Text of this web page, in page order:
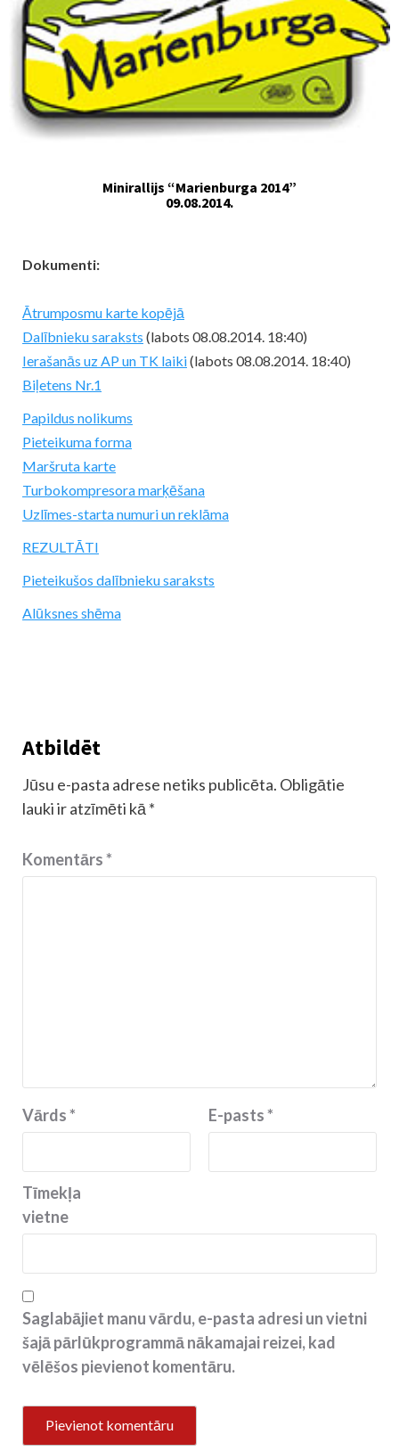
Minirallijs “Marienburga 2014”
09.08.2014.
Dokumenti:
Ātrumposmu karte kopējā
Dalībnieku saraksts (labots 08.08.2014. 18:40)
Ierašanās uz AP un TK laiki(labots 08.08.2014. 18:40)
Biļetens Nr.1
Papildus nolikums
Pieteikuma forma
Maršruta karte
Turbokompresora marķēšana
Uzlīmes-starta numuri un reklāma
REZULTĀTI
Pieteikušos dalībnieku saraksts
Alūksnes shēma
Atbildēt
Jūsu e-pasta adrese netiks publicēta. Obligātie
lauki ir atzīmēti kā *
Komentārs*
Vārds* E-pasts*
Tīmekļa
vietne
Saglabājiet manu vārdu, e-pasta adresi un vietni
šajā pārlūkprogrammā nākamajai reizei, kad
vēlēšos pievienot komentāru.